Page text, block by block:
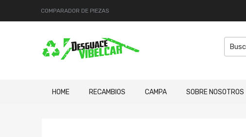
COMPARADOR DE PIEZAS
HOME RECAMBIOS CAMPA SOBRE NOSOTROS